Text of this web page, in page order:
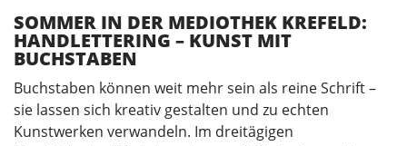
SOMMER IN DER MEDIOTHEK KREFELD:
HANDLETTERING – KUNST MIT
BUCHSTABEN
Buchstaben können weit mehr sein als reine Schrift –
sie lassen sich kreativ gestalten und zu echten
Kunstwerken verwandeln. Im dreitägigen